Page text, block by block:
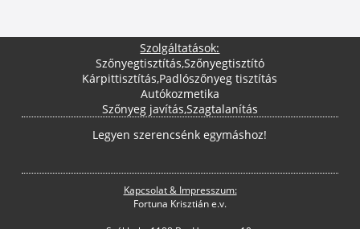
Szolgáltatások:
Szőnyegtisztítás,Szőnyegtisztító
Kárpittisztítás,Padlószőnyeg tisztítás
Autókozmetika
Szőnyeg javítás,Szagtalanítás
Legyen szerencsénk egymáshoz!
Kapcsolat & Impresszum:
Fortuna Krisztián e.v.